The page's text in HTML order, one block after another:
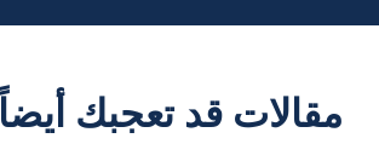
مقالات قد تعجبك أيضاً